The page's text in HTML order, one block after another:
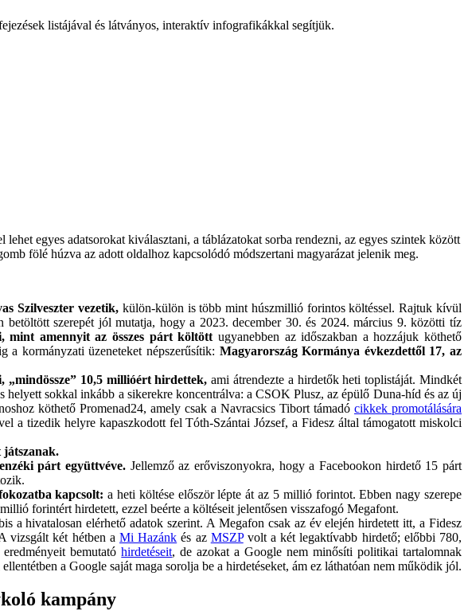
listájával és látványos, interaktív infografikákkal segítjük.
egyes adatsorokat kiválasztani, a táblázatokat sorba rendezni, az egyes szintek között
fölé húzva az adott oldalhoz kapcsolódó módszertani magyarázat jelenik meg.
Szilveszter vezetik, külön-külön is több mint húszmillió forintos költéssel. Rajtuk kívül
betöltött szerepét jól mutatja, hogy a 2023. december 30. és 2024. március 9. közötti tíz
mint amennyit az összes párt költött ugyanebben az időszakban a hozzájuk köthető
a kormányzati üzeneteket népszerűsítik: Magyarország Kormánya évkezdettől 17, az
„mindössze” 10,5 millióért hirdettek, ami átrendezte a hirdetők heti toplistáját. Mindkét
helyett sokkal inkább a sikerekre koncentrálva: a CSOK Plusz, az épülő Duna-híd és az új
köthető Promenad24, amely csak a Navracsics Tibort támadó cikkek promotálására
a tizedik helyre kapaszkodott fel Tóth-Szántai József, a Fidesz által támogatott miskolci
játszanak.
párt együttvéve. Jellemző az erőviszonyokra, hogy a Facebookon hirdető 15 párt
kapcsolt: a heti költése először lépte át az 5 millió forintot. Ebben nagy szerepe
forintért hirdetett, ezzel beérte a költéseit jelentősen visszafogó Megafont.
a hivatalosan elérhető adatok szerint. A Megafon csak az év elején hirdetett itt, a Fidesz
vizsgált két hétben a Mi Hazánk és az MSZPvolt a két legaktívabb hirdető; előbbi 780,
bemutatóhirdetéseit, de azokat a Google nem minősíti politikai tartalomnak
a Google saját maga sorolja be a hirdetéseket, ám ez láthatóan nem működik jól.
kampány